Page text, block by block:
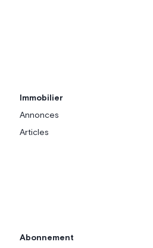
Immobilier
Annonces
Articles
Abonnement